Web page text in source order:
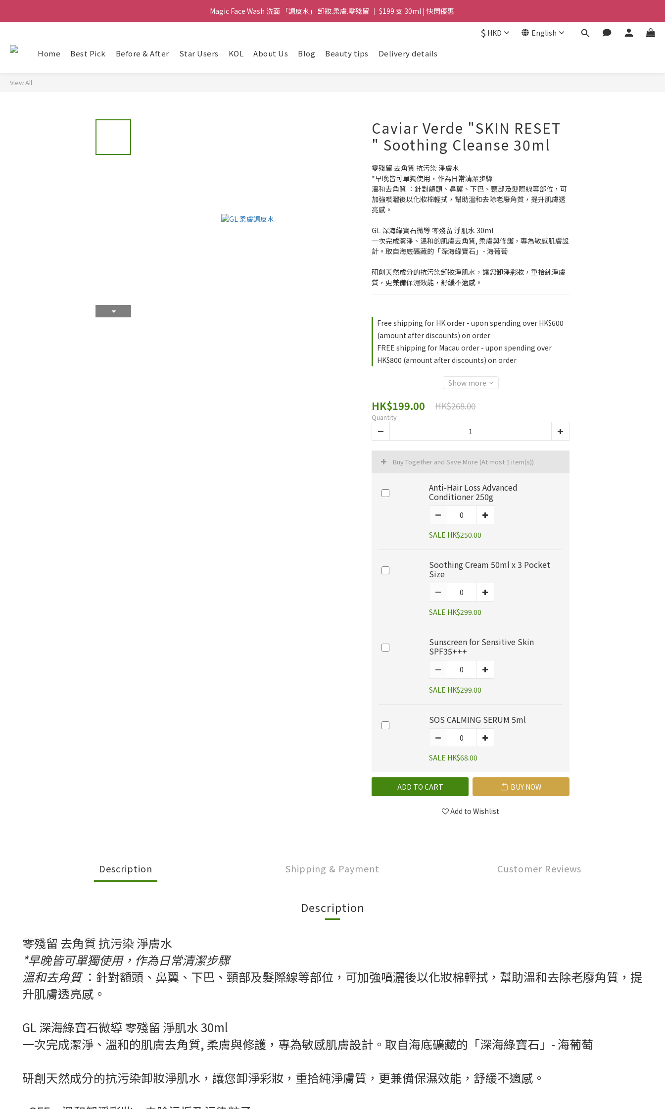
Magic Face Wash 洗面 「調皮水」 卸妝.柔膚.零殘留 ｜ $199 支 30ml | 快閃優惠
Magic Face Wash 洗面 「調皮水」 卸妝.柔膚.零殘留 ｜ $199 支 30ml | 快閃優惠
買滿 $1800 送支 洗面 「調皮水」 原價 $268 / 支 30ml  🎁 ｜  送完即止
$ HKD English
Home Best Pick Before & After Star Users KOL About Us Blog Beauty tips Delivery details
View All
Caviar Verde "SKIN RESET
" Soothing Cleanse 30ml
零殘留 去角質 抗污染 淨膚水
*早晚皆可單獨使用，作為日常清潔步驟
溫和去角質 ：針對額頭、鼻翼、下巴、頸部及髮際線等部位，可
加強噴灑後以化妝棉輕拭，幫助溫和去除老廢角質，提升肌膚透
亮感。
GL 深海綠寶石微導 零殘留 淨肌水 30ml
一次完成潔淨、溫和的肌膚去角質, 柔膚與修護，專為敏感肌膚設
計。取自海底礦藏的「深海綠寶石」- 海葡萄
研創天然成分的抗污染卸妝淨肌水，讓您卸淨彩妝，重拾純淨膚
質，更兼備保濕效能，舒緩不適感。
Free shipping for HK order - upon spending over HK$600
(amount after discounts) on order
FREE shipping for Macau order - upon spending over
HK$800 (amount after discounts) on order
Show more
HK$199.00 HK$268.00
Quantity
Buy Together and Save More (At most 1 item(s))
Anti-Hair Loss Advanced
Conditioner 250g
SALE HK$250.00
Soothing Cream 50ml x 3 Pocket
Size
SALE HK$299.00
Sunscreen for Sensitive Skin
SPF35+++
SALE HK$299.00
SOS CALMING SERUM 5ml
SALE HK$68.00
ADD TO CART BUY NOW
Add to Wishlist
Description Shipping & Payment Customer Reviews
Description
零殘留 去角質 抗污染 淨膚水
*早晚皆可單獨使用，作為日常清潔步驟
溫和去角質：針對額頭、鼻翼、下巴、頸部及髮際線等部位，可加強噴灑後以化妝棉輕拭，幫助溫和去除老廢角質，提
升肌膚透亮感。
GL 深海綠寶石微導 零殘留 淨肌水 30ml
一次完成潔淨、溫和的肌膚去角質, 柔膚與修護，專為敏感肌膚設計。取自海底礦藏的「深海綠寶石」- 海葡萄
研創天然成分的抗污染卸妝淨肌水，讓您卸淨彩妝，重拾純淨膚質，更兼備保濕效能，舒緩不適感。